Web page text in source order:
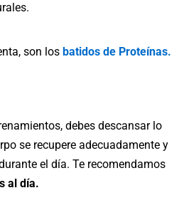
son los batidos de Proteínas.
debes descansar lo
se recupere adecuadamente y
el día. Te recomendamos
al día.